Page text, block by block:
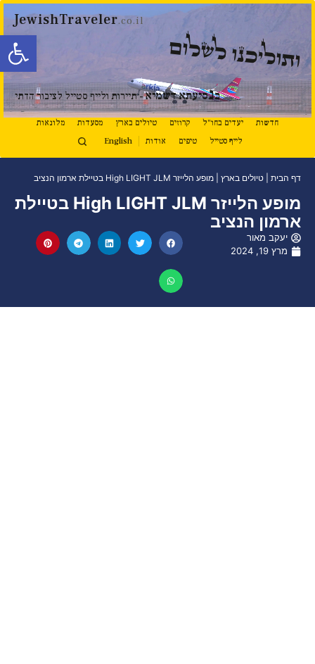
פתח
JewishTraveler.co.il
ותוליכנו לשלום
בנסיעתא דשמיא- תיירות ולייף סטייל לציבור הדתי
חדשות יעדים בחו"ל קרוזים טיולים בארץ מסעדות
מלונאות
לייף סטייל
טיפים אודות English
דף הבית טיולים בארץ מופע הלייזר High LIGHT JLM בטיילת ארמון הנציב
מופע הלייזר High LIGHT JLM בטיילת
ארמון הנציב
יעקב מאור
מרץ 19, 2024